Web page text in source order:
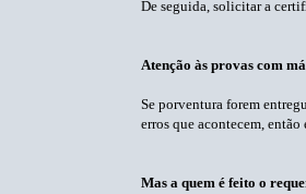
De seguida, solicitar a
Atenção às provas com
Se porventura forem
erros que acontecem,
Mas a quem é feito o